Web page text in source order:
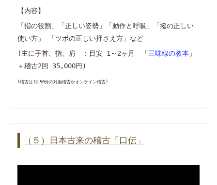
【内容】
「指の役割」「正しい姿勢」「動作と呼吸」「撥の正しい
使い方」 「ツボの正しい押さえ方」など
(主に手首、指、肩 ：目安 1～2ヶ月 「三味線の教本 」
＋稽古2回 35,000円)
(稽古は1回50分の対面稽古かオンライン稽古)
（５）日本古来の稽古「口伝」